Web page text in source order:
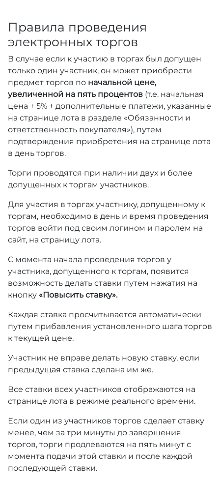
Правила проведения
электронных торгов
В случае если к участию в торгах был допущен
только один участник, он может приобрести
предмет торгов по начальной цене,
увеличенной на пять процентов (т.е. начальная
цена + 5% + дополнительные платежи, указанные
на странице лота в разделе «Обязанности и
ответственность покупателя»), путем
подтверждения приобретения на странице лота
в день торгов.
Торги проводятся при наличии двух и более
допущенных к торгам участников.
Для участия в торгах участнику, допущенному к
торгам, необходимо в день и время проведения
торгов войти под своим логином и паролем на
сайт, на страницу лота.
С момента начала проведения торгов у
участника, допущенного к торгам, появится
возможность делать ставки путем нажатия на
кнопку «Повысить ставку».
Каждая ставка просчитывается автоматически
путем прибавления установленного шага торгов
к текущей цене.
Участник не вправе делать новую ставку, если
предыдущая ставка сделана им же.
Все ставки всех участников отображаются на
странице лота в режиме реального времени.
Если один из участников торгов сделает ставку
менее, чем за три минуты до завершения
торгов, торги продлеваются на пять минут с
момента подачи этой ставки и после каждой
последующей ставки.